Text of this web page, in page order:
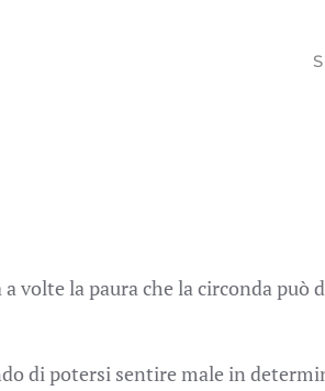
volte la paura che la circonda può
di potersi sentire male in